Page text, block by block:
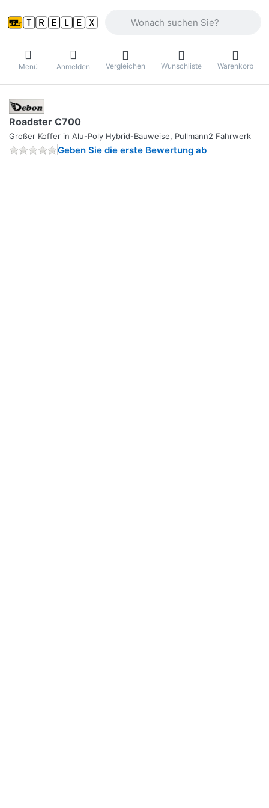
Menü Anmelden Vergleichen Wunschliste Warenkorb
Roadster C700
Großer Koffer in Alu-Poly Hybrid-Bauweise, Pullmann2 Fahrwerk
Geben Sie die erste Bewertung ab